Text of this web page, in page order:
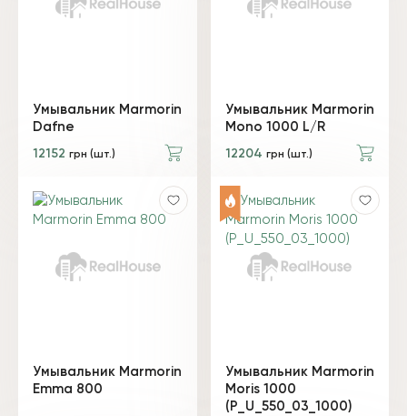
Умывальник Marmorin
Dafne
12152 грн (шт.)
Умывальник Marmorin
Mono 1000 L/R
12204 грн (шт.)
Умывальник Marmorin
Emma 800
Умывальник Marmorin
Moris 1000
(P_U_550_03_1000)